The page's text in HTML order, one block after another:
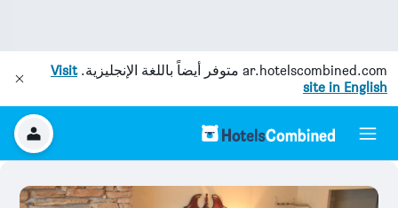
ar.hotelscombined.com متوفر أيضاً باللغة الإنجليزية.Visit
site in English